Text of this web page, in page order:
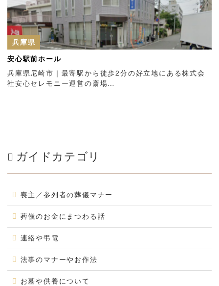
兵庫県
安心駅前ホール
兵庫県尼崎市｜最寄駅から徒歩2分の好立地にある株式会
社安心セレモニー運営の斎場…
ガイドカテゴリ
喪主／参列者の葬儀マナー
葬儀のお金にまつわる話
連絡や弔電
法事のマナーやお作法
お墓や供養について